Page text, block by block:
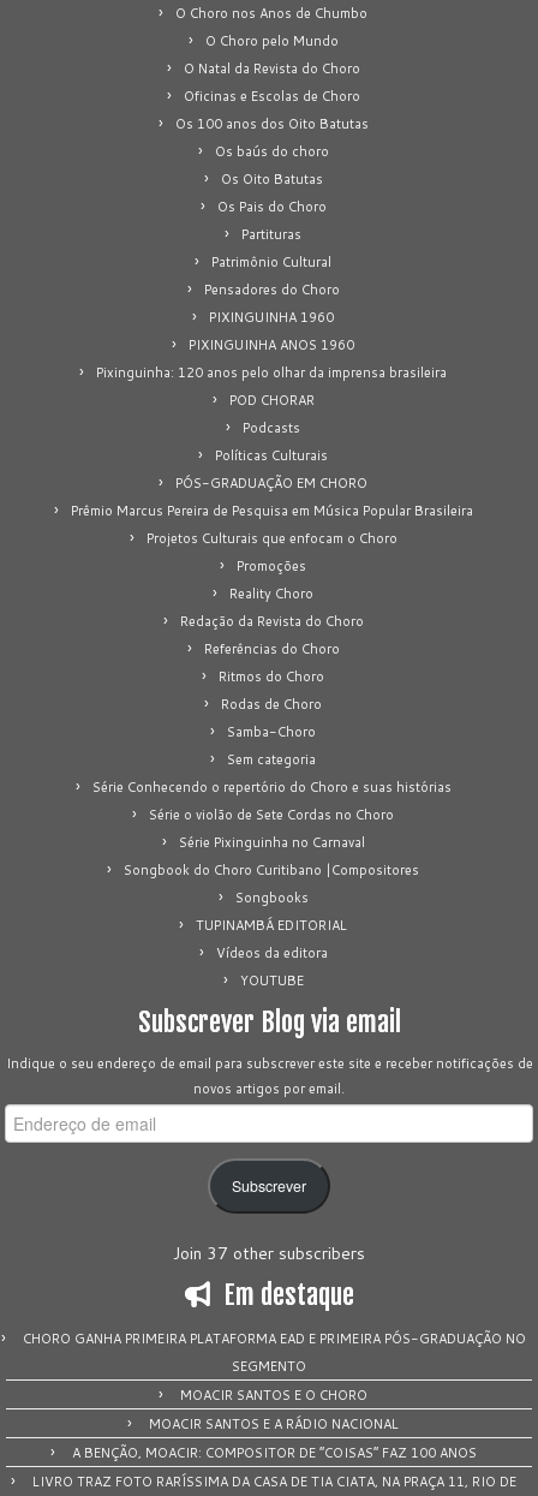
O Choro nos Anos de Chumbo
O Choro pelo Mundo
O Natal da Revista do Choro
Oficinas e Escolas de Choro
Os 100 anos dos Oito Batutas
Os baús do choro
Os Oito Batutas
Os Pais do Choro
Partituras
Patrimônio Cultural
Pensadores do Choro
PIXINGUINHA 1960
PIXINGUINHA ANOS 1960
Pixinguinha: 120 anos pelo olhar da imprensa brasileira
POD CHORAR
Podcasts
Políticas Culturais
PÓS-GRADUAÇÃO EM CHORO
Prêmio Marcus Pereira de Pesquisa em Música Popular Brasileira
Projetos Culturais que enfocam o Choro
Promoções
Reality Choro
Redação da Revista do Choro
Referências do Choro
Ritmos do Choro
Rodas de Choro
Samba-Choro
Sem categoria
Série Conhecendo o repertório do Choro e suas histórias
Série o violão de Sete Cordas no Choro
Série Pixinguinha no Carnaval
Songbook do Choro Curitibano |Compositores
Songbooks
TUPINAMBÁ EDITORIAL
Vídeos da editora
YOUTUBE
Subscrever Blog via email
Indique o seu endereço de email para subscrever este site e receber notificações de
novos artigos por email.
Endereço
de
Subscrever
Join 37 other subscribers
Em destaque
CHORO GANHA PRIMEIRA PLATAFORMA EAD E PRIMEIRA PÓS-GRADUAÇÃO NO
SEGMENTO
MOACIR SANTOS E O CHORO
MOACIR SANTOS E A RÁDIO NACIONAL
A BENÇÃO, MOACIR: COMPOSITOR DE “COISAS” FAZ 100 ANOS
LIVRO TRAZ FOTO RARÍSSIMA DA CASA DE TIA CIATA, NA PRAÇA 11, RIO DE